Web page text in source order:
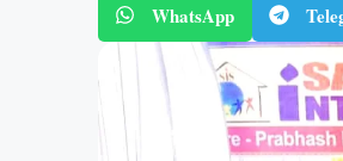
WhatsApp